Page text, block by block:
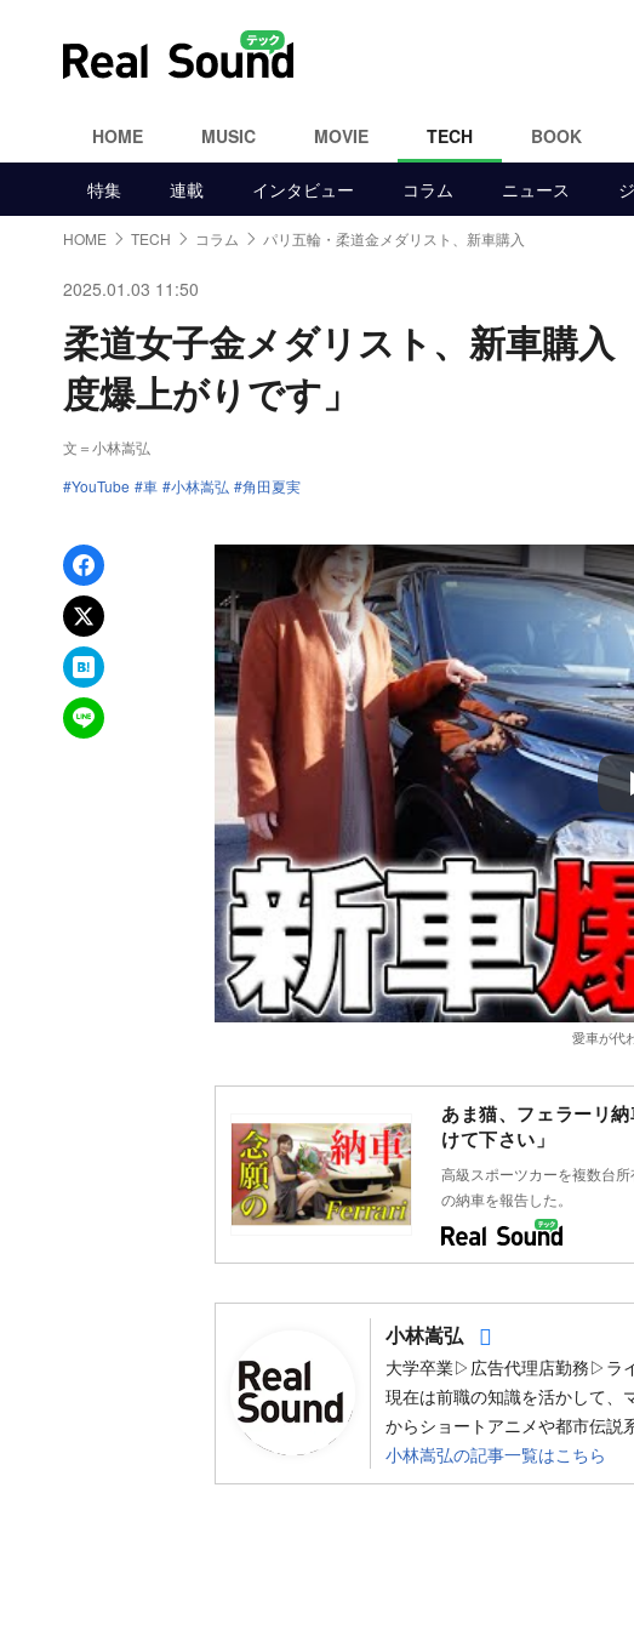
HOME MUSIC MOVIE TECH BOOK
特集 連載 インタビュー コラム ニュース
HOME TECH コラム パリ五輪・柔道金メダリスト、新車購入
2025.01.03 11:50
柔道女子金メダリスト、新車購
度爆上がりです」
文＝小林嵩弘
YouTube
車 小林嵩弘 角田夏実
Facebookでシェア
xでポスト
はてなブックマーク
LINEで送る
Play
愛車が代
あま猫、フェラーリ
けて下さい」
高級スポーツカーを複数台
の納車を報告した。
小林嵩弘
大学卒業▷広告代理店勤務▷ラ
現在は前職の知識を活かして、
からショートアニメや都市伝説
小林嵩弘の記事一覧はこちら